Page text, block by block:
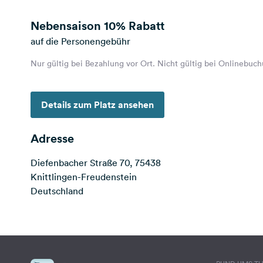
Nebensaison 10% Rabatt
auf die Personengebühr
Nur gültig bei Bezahlung vor Ort. Nicht gültig bei
Details zum Platz ansehen
Adresse
Diefenbacher Straße 70, 75438
Knittlingen-Freudenstein
Deutschland